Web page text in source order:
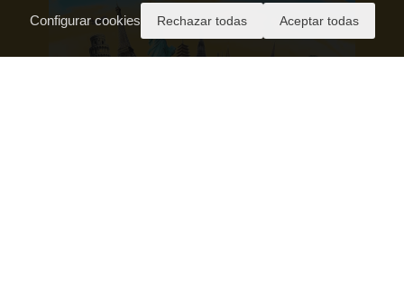
Configurar cookies Rechazar todas Aceptar todas